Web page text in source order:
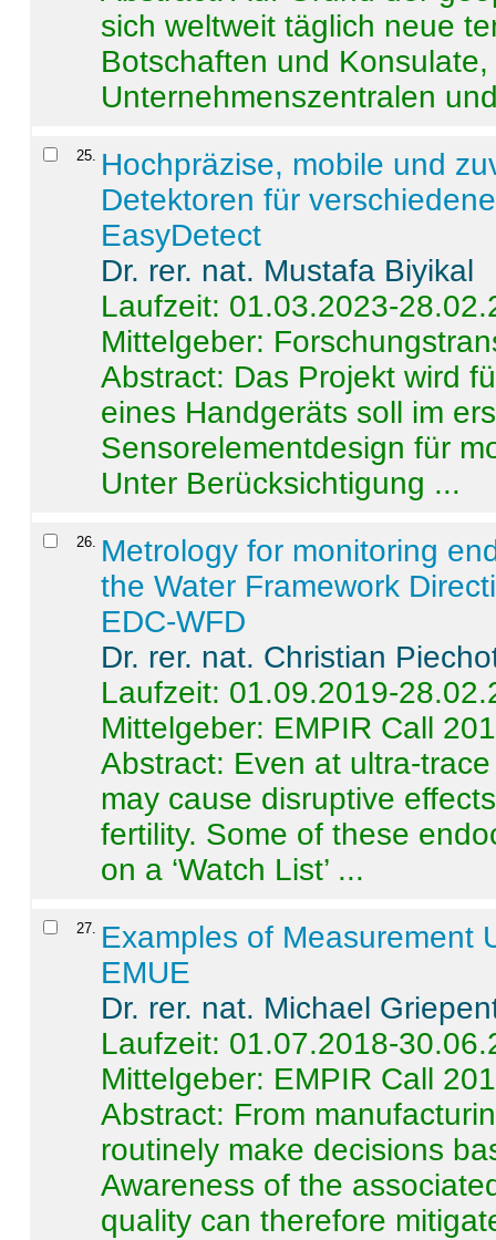
sich weltweit täglich neue
Botschaften und
Unternehmenszentralen
25. Hochpräzise, mobile und
Detektoren für
EasyDetect
Dr. rer. nat. Mustafa Biyikal
Laufzeit: 01.03.2023-
Mittelgeber:
Abstract: Das Projekt wird
eines Handgeräts soll im
Sensorelementdesign für
Unter Berücksichtigung ...
26. Metrology for monitoring
the Water Framework
EDC-WFD
Dr. rer. nat. Christian
Laufzeit: 01.09.2019-
Mittelgeber: EMPIR Call
Abstract: Even at ultra-
may cause disruptive
fertility. Some of these
on a ‘Watch List’ ...
27. Examples of Measurement
EMUE
Dr. rer. nat. Michael
Laufzeit: 01.07.2018-
Mittelgeber: EMPIR Call
Abstract: From
routinely make decisions
Awareness of the
quality can therefore